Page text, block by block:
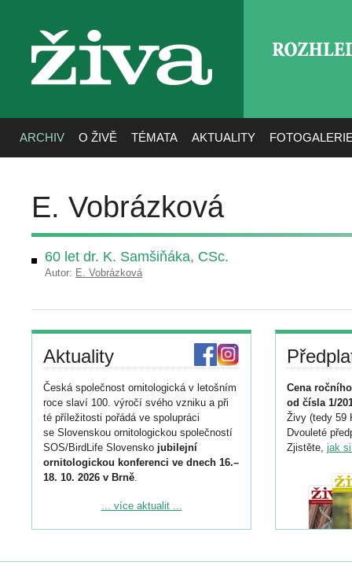
živa
ARCHIV O ŽIVĚ TÉMATA AKTUALITY
E. Vobrázková
60 let dr. K. Samšiňáka, CSc.
Autor: E. Vobrázková
Aktuality
Česká společnost ornitologická v letošním
roce slaví 100. výročí svého vzniku a při
té příležitosti pořádá ve spolupráci
se Slovenskou ornitologickou společností
SOS/BirdLife Slovensko jubilejní
ornitologickou konferenci ve dnech 16.–
18. 10. 2026 v Brně.
Podrobnější informace ke konferenci
Registrovat se můžete do 6. září.
... více aktualit ...
Cena
od čísla 1/
Živy (tedy 59
Dvouleté
Zjistěte, jak